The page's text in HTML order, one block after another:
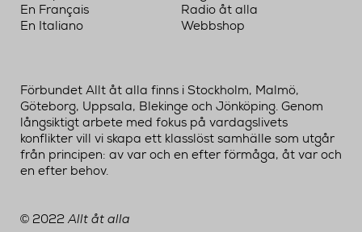
En Français
En Italiano
Radio åt alla
Webbshop
Förbundet Allt åt alla finns i Stockholm, Malmö,
Göteborg, Uppsala, Blekinge och Jönköping. Genom
långsiktigt arbete med fokus på vardagslivets
konflikter vill vi skapa ett klasslöst samhälle som utgår
från principen: av var och en efter förmåga, åt var och
en efter behov.
© 2022Allt åt alla